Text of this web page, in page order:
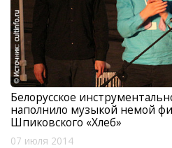
Белорусское
наполнило музыкой немой
Шпиковского «Хлеб»
07 июля 2014